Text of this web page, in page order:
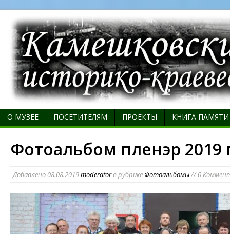
О МУЗЕЕ ПОСЕТИТЕЛЯМ ПРОЕКТЫ КНИГА ПАМЯТИ
Фотоальбом пленэр 2019
Добавлено 08.08.2019moderatorв рубрике Фотоальбомы// 0